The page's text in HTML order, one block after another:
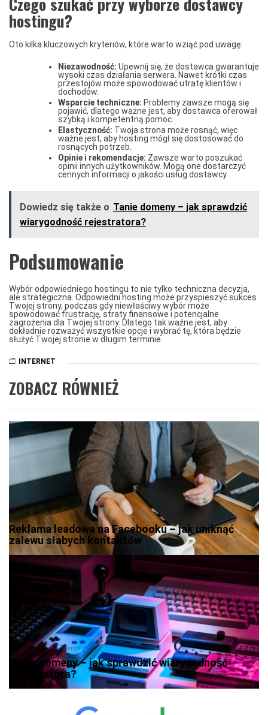
hostingu?
Oto kilka kluczowych kryteriów, które warto wziąć pod uwagę:
Niezawodność: Upewnij się, że dostawca gwarantuje
wysoki czas działania serwera. Nawet krótki czas
przestojów może spowodować utratę klientów i
dochodów.
Wsparcie techniczne: Problemy zawsze mogą się
pojawić, dlatego ważne jest, aby dostawca oferował
szybką i kompetentną pomoc.
Elastyczność: Twoja strona może rosnąć, więc
ważne jest, aby hosting mógł się dostosować do
rosnących potrzeb.
Opinie i rekomendacje: Zawsze warto poszukać
opinii innych użytkowników. Mogą one dostarczyć
cennych informacji o jakości usług dostawcy.
Dowiedz się także o Tanie domeny – jak sprawdzić
wiarygodność rejestratora?
Podsumowanie
Wybór odpowiedniego hostingu to nie tylko techniczna decyzja,
ale strategiczna. Odpowiedni hosting może przyspieszyć sukces
Twojej strony, podczas gdy niewłaściwy wybór może
spowodować frustrację, straty finansowe i potencjalne
zagrożenia dla Twojej strony. Dlatego tak ważne jest, aby
dokładnie rozważyć wszystkie opcje i wybrać tę, która będzie
służyć Twojej stronie w długim terminie.
INTERNET
ZOBACZ RÓWNIEŻ
Reklama leadowa na Facebooku – jak uniknąć
zalewu słabych kontaktów
Tanie domeny – jak sprawdzić wiarygodność
rejestratora?